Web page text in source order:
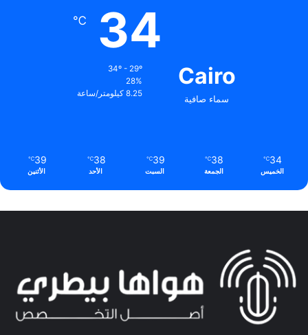
Cairo
سماء صافية
34
℃
34º - 29º
28%
8.25 كيلومتر/ساعة
34
℃
الخميس
38
℃
الجمعة
39
℃
السبت
38
℃
الأحد
39
℃
الأثنين